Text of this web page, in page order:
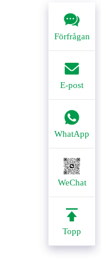
Förfrågan
E-post
WhatApp
WeChat
Topp